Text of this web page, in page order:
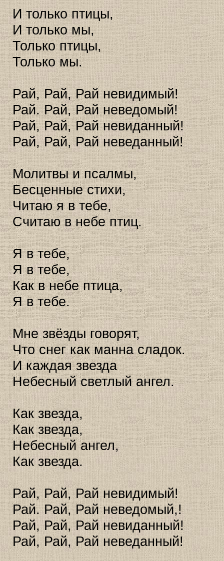
И только птицы,
И только мы,
Только птицы,
Только мы.
Рай, Рай, Рай невидимый!
Рай. Рай, Рай неведомый!
Рай, Рай, Рай невиданный!
Рай, Рай, Рай неведанный!
Молитвы и псалмы,
Бесценные стихи,
Читаю я в тебе,
Считаю в небе птиц.
Я в тебе,
Я в тебе,
Как в небе птица,
Я в тебе.
Мне звёзды говорят,
Что снег как манна сладок.
И каждая звезда
Небесный светлый ангел.
Как звезда,
Как звезда,
Небесный ангел,
Как звезда.
Рай, Рай, Рай невидимый!
Рай. Рай, Рай неведомый,!
Рай, Рай, Рай невиданный!
Рай, Рай, Рай неведанный!